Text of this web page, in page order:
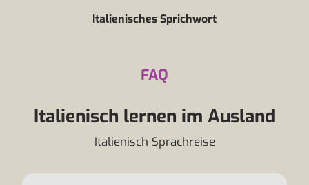
Italienisches Sprichwort
FAQ
Italienisch lernen im Ausland
Italienisch Sprachreise